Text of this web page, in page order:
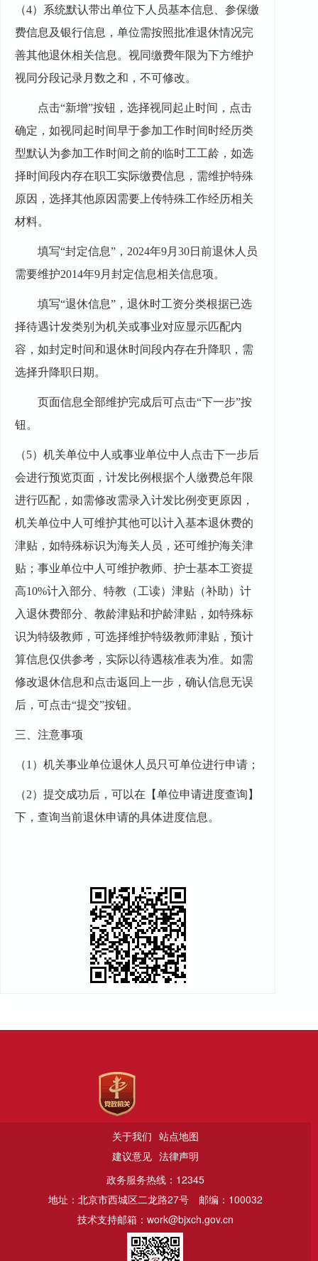
（4） 系统默认带出单位下人员基本信息、参保缴
费信息及银行信息，单位需按照批准退休情况完
善其他退休相关信息。视同缴费年限为下方维护
视同分段记录月数之和，不可修改。
点击“新增”按钮，选择视同起止时间，点击
确定，如视同起时间早于参加工作时间时经历类
型默认为参加工作时间之前的临时工工龄，如选
择时间段内存在职工实际缴费信息，需维护特殊
原因，选择其他原因需要上传特殊工作经历相关
材料。
填写“封定信息”，2024年9月30日前退休人员
需要维护2014年9月封定信息相关信息项。
填写“退休信息”，退休时工资分类根据已选
择待遇计发类别为机关或事业对应显示匹配内
容，如封定时间和退休时间段内存在升降职，需
选择升降职日期。
页面信息全部维护完成后可点击“下一步”按
钮。
（5） 机关单位中人或事业单位中人 点击下一步后
会进行预览页面，计发比例根据个人缴费总年限
进行匹配，如需修改需录入计发比例变更原因，
机关单位中人 可维护其他可以计入基本退休费的
津贴，如特殊标识为海关人员，还可维护海关津
贴；事业单位中人 可维护教师、护士基本工资提
高10%计入部分、特教（工读）津贴（补助）计
入退休费部分、教龄津贴和护龄津贴，如特殊标
识为特级教师，可选择维护特级教师津贴，预计
算信息仅供参考，实际以待遇核准表为准。如需
修改退休信息和点击返回上一步，确认信息无误
后，可点击“提交”按钮。
三、 注意事项
（1 ） 机关事业单位退休人员只可单位进行申请；
（2） 提交成功后，可以在【单位申请进度查询】
下，查询当前退休申请的具体进度信息。
关于我们 站点地图
建议意见 法律声明
政务服务热线：12345
地址：北京市西城区二龙路27号
邮编：100032
技术支持邮箱：work@bjxch.gov.cn